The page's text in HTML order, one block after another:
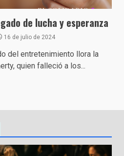
de lucha y esperanza
16 de julio de 2024
del entretenimiento llora la
quien falleció a los...